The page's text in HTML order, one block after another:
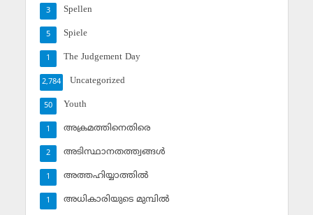
Spellen
3
Spiele
5
The Judgement Day
1
Uncategorized
2,784
Youth
50
അക്രമത്തിനെതിരെ
1
അടിസ്ഥാനതത്ത്വങ്ങള്‍
2
അത്തഹിയ്യാത്തില്‍
1
അധികാരിയുടെ മുമ്പില്‍
1